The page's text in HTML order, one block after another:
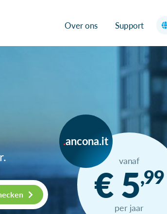
Over ons Support
ancona.it
vanaf
€ 5,99
per jaar